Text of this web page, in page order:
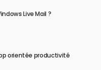
Live Mail ?
orientée productivité